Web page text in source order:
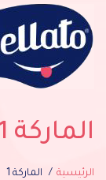
الماركة 1
الرئيسية الماركة 1